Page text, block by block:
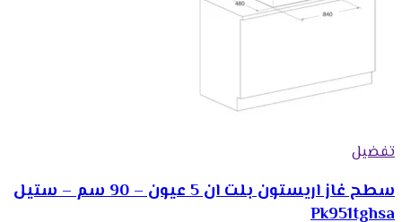
تفضيل
سطح غاز اريستون بلت ان 5 عيون – 90 سم – ستيل
Pk951tghsa